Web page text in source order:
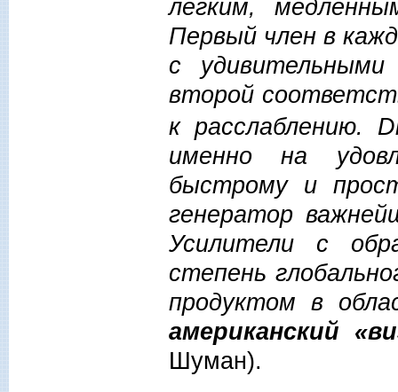
лёгким,
Первый член в
с
второй
к расслаблению.
именно на
быстрому и
генератор
Усилители с
степень
продуктом в
американский
Шуман).